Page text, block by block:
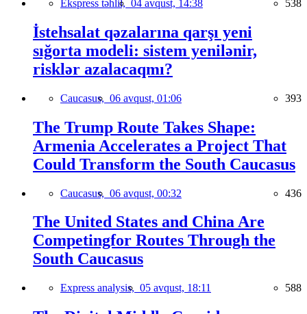
Ekspress təhlil, 04 avqust, 14:38 538
İstehsalat qəzalarına qarşı yeni
sığorta modeli: sistem yenilənir,
risklər azalacaqmı?
Caucasus, 06 avqust, 01:06 393
The Trump Route Takes Shape:
Armenia Accelerates a Project That
Could Transform the South Caucasus
Caucasus, 06 avqust, 00:32 436
The United States and China Are
Competingfor Routes Through the
South Caucasus
Express analysis, 05 avqust, 18:11 588